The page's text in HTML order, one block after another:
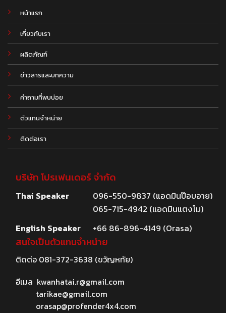
หน้าแรก
เกี่ยวกับเรา
ผลิตภัณฑ์
ข่าวสารและบทความ
.
คำถามที่พบบ่อย
ตัวแทนจำหน่าย
ติดต่อเรา
บริษัท โปรเฟนเดอร์ จำกัด
Thai Speaker
096-550-9837 (แอดมินป๊อบอาย)
065-715-4942 (แอดมินแตงโม)
English Speaker
+66 86-896-4149 (Orasa)
สนใจเป็นตัวแทนจำหน่าย
ติดต่อ 081-372-3638 (ขวัญหทัย)
อีเมล kwanhatai.r@gmail.com
tarikae@gmail.com
orasap@profender4x4.com